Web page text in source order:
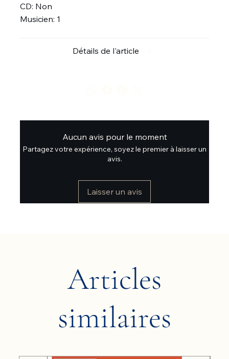
CD: Non
Musicien: 1
Détails de l'article
Aucun avis pour le moment
Partagez votre expérience, soyez le premier à laisser un
avis.
Laisser un avis
Articles
similaires